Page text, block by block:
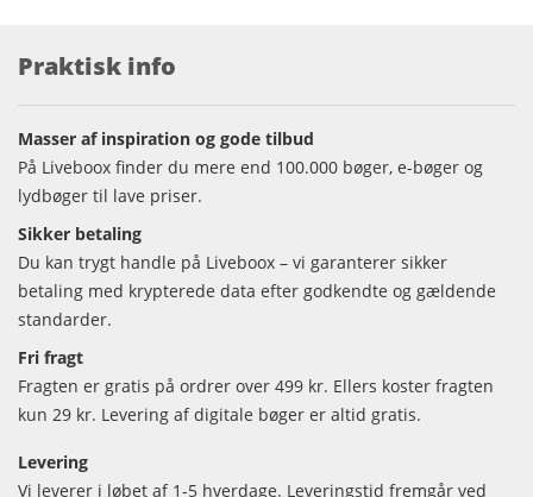
Praktisk info
Masser af inspiration og gode tilbud
På Liveboox finder du mere end 100.000 bøger, e-bøger og
lydbøger til lave priser.
Sikker betaling
Du kan trygt handle på Liveboox – vi garanterer sikker
betaling med krypterede data efter godkendte og gældende
standarder.
Fri fragt
Fragten er gratis på ordrer over 499 kr. Ellers koster fragten
kun 29 kr. Levering af digitale bøger er altid gratis.
Levering
Vi leverer i løbet af 1-5 hverdage. Leveringstid fremgår ved